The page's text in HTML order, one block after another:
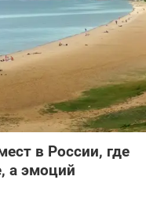
в России, где
а эмоций